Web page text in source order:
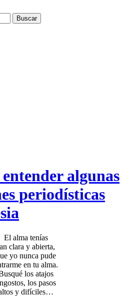
algunas
periodísticas
El alma tenías
clara y abierta,
yo nunca pude
en tu alma.
los atajos
los pasos
y difíciles…